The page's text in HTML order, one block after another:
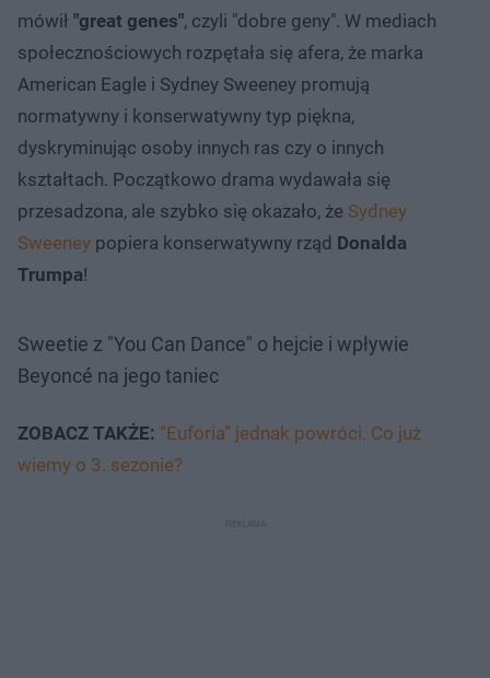
mówił "great genes", czyli "dobre geny". W mediach
społecznościowych rozpętała się afera, że marka
American Eagle i Sydney Sweeney promują
normatywny i konserwatywny typ piękna,
dyskryminując osoby innych ras czy o innych
kształtach. Początkowo drama wydawała się
przesadzona, ale szybko się okazało, że Sydney
Sweeney popiera konserwatywny rząd Donalda
Trumpa!
Sweetie z "You Can Dance" o hejcie i wpływie
Beyoncé na jego taniec
ZOBACZ TAKŻE: “Euforia” jednak powróci. Co już
wiemy o 3. sezonie?